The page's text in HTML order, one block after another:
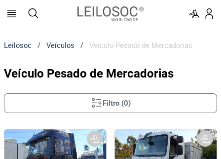
Leilosoc / Veículos / Veículo Pesado de Mercadorias
Veículo Pesado de Mercadorias
Filtro(0)